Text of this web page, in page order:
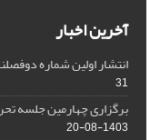
آخرین اخبار
انتشار اولین شماره
31
برگزاری چهارمین جلسه
1403-08-20